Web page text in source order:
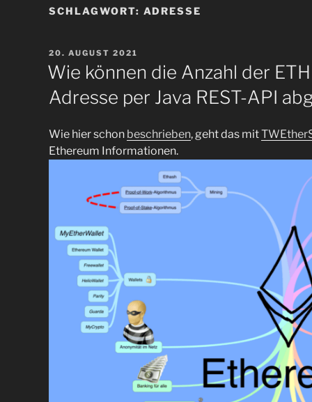
SCHLAGWORT: ADRESSE
VERÖFFENTLICHT
AM
20. AUGUST 2021
Wie können die Anzahl der
Adresse per Java REST-API
Wie hier schon beschrieben, geht das mit
Ethereum Informationen.